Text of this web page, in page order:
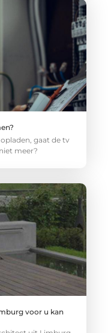
gaat de tv
meer?
voor u kan